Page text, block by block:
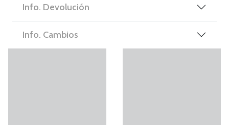
Info. Devolución
Info. Cambios